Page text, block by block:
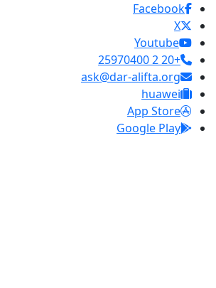
Facebook
X
Youtube
+20 2 25970400
ask@dar-alifta.org
huawei
App Store
Google Play